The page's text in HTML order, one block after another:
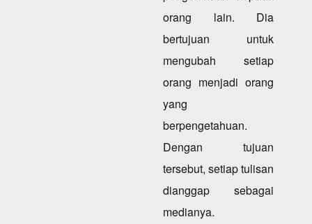
orang lain. Dia
bertujuan untuk
mengubah setiap
orang menjadi orang
yang
berpengetahuan.
Dengan tujuan
tersebut, setiap tulisan
dianggap sebagai
medianya.